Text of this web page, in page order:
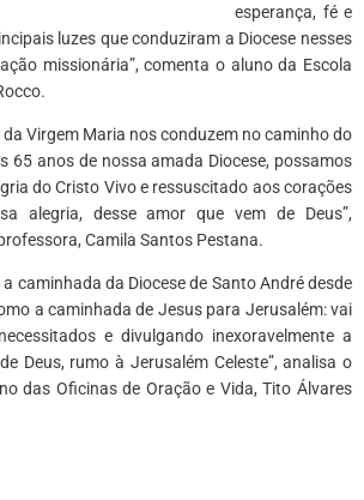
esperança, fé e
luzes que conduziram a Diocese nesses
missionária”, comenta o aluno da Escola
da Virgem Maria nos conduzem no caminho do
65 anos de nossa amada Diocese, possamos
do Cristo Vivo e ressuscitado aos corações
alegria, desse amor que vem de Deus”,
Camila Santos Pestana.
caminhada da Diocese de Santo André desde
a caminhada de Jesus para Jerusalém: vai
e divulgando inexoravelmente a
Deus, rumo à Jerusalém Celeste”, analisa o
das Oficinas de Oração e Vida, Tito Álvares